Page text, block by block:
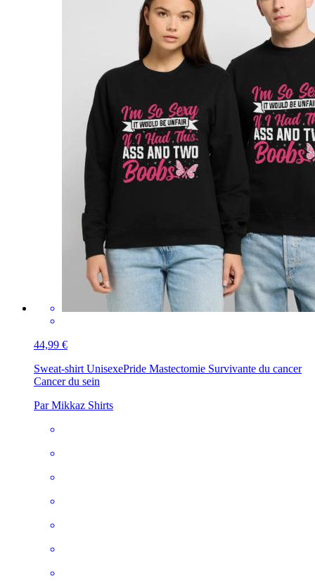
44,99 €
Sweat-shirt UnisexePride Mastectomie Survivante du cancer
Cancer du sein
Par Mikkaz Shirts